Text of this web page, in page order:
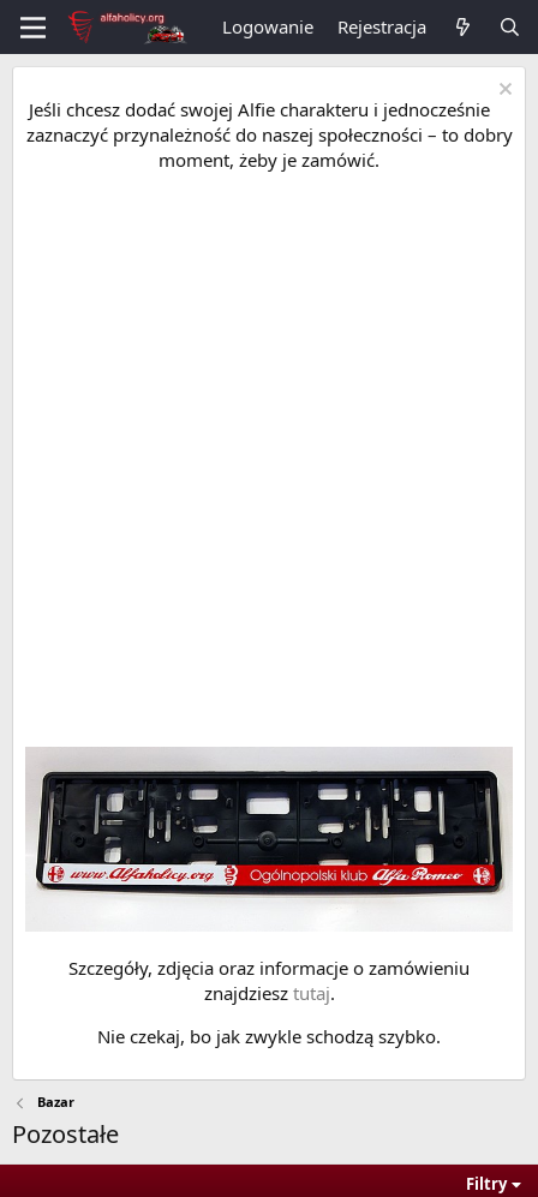
Logowanie Rejestracja
Jeśli chcesz dodać swojej Alfie charakteru i jednocześnie
zaznaczyć przynależność do naszej społeczności – to dobry
moment, żeby je zamówić.
Szczegóły, zdjęcia oraz informacje o zamówieniu
znajdziesz tutaj.
Nie czekaj, bo jak zwykle schodzą szybko.
Bazar
Pozostałe
Filtry